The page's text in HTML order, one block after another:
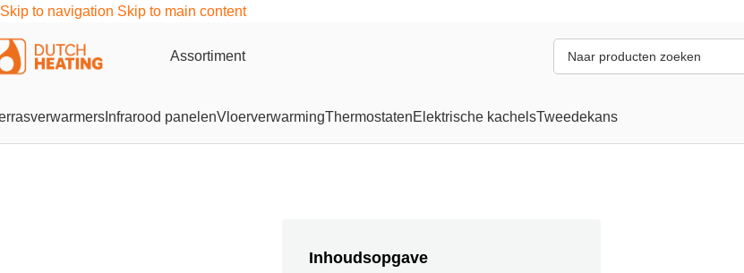
Skip to navigation Skip to main content
Assortiment
Infrarood panelenVloerverwarmingThermostatenElektrische kachelsTweedekans
Inhoudsopgave